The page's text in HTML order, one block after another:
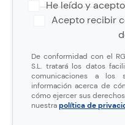
He leído y
Acepto recibir
De conformidad con el
S.L. tratará los datos
comunicaciones a los
información acerca de
cómo ejercer sus
nuestrapolítica de